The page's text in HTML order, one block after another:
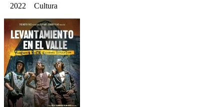
2022 Cultura